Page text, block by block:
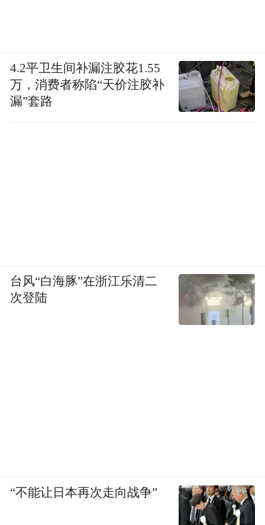
4.2平卫生间补漏注胶花1.55
万，消费者称陷“天价注胶补
漏”套路
台风“白海豚”在浙江乐清二
次登陆
“不能让日本再次走向战争”